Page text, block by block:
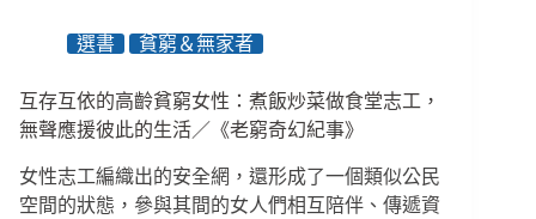
笑
讓
們
隱
選書 貧窮＆無家者
互存互依的高齡貧窮女性：煮飯炒菜做食堂志工，
無聲應援彼此的生活／《老窮奇幻紀事》
女性志工編織出的安全網，還形成了一個類似公民
空間的狀態，參與其間的女人們相互陪伴、傳遞資